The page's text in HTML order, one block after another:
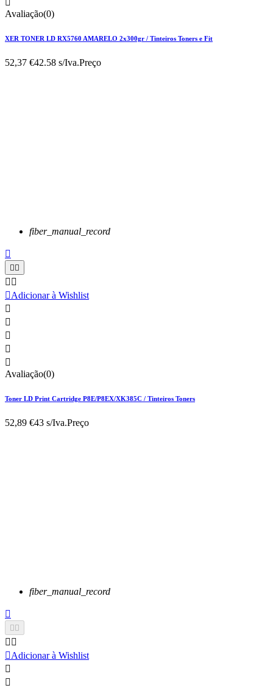
Avaliação(0)
XER TONER LD RX5760 AMARELO 2x300gr / Tinteiros Toners e Fit
52,37 €42.58 s/Iva.Preço
fiber_manual_record

 
 
Adicionar à Wishlist





Avaliação(0)
Toner LD Print Cartridge P8E/P8EX/XK385C / Tinteiros Toners
52,89 €43 s/Iva.Preço
fiber_manual_record

 
 
Adicionar à Wishlist

